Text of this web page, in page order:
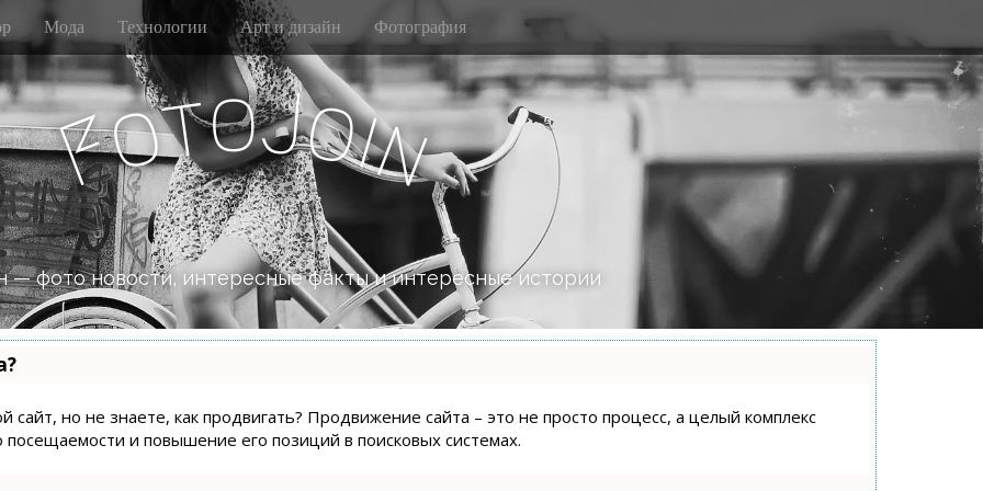
Мода Технологии Арт и дизайн Фотография
FotoJoi
n
— фото новости, интересные факты и интересные истории
сайт, но не знаете, как продвигать? Продвижение сайта – это не просто процесс, а целый комплекс
и повышение его позиций в поисковых системах.